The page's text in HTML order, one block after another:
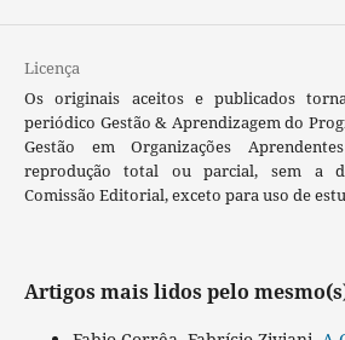
Licença
Os originais aceitos e publicados
periódico Gestão & Aprendizagem do
Gestão em Organizações
reprodução total ou parcial, sem a
Comissão Editorial, exceto para uso de
Artigos mais lidos pelo